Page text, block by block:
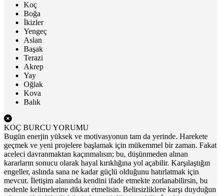
Koç
Boğa
İkizler
Yengeç
Aslan
Başak
Terazi
Akrep
Yay
Oğlak
Kova
Balık
KOÇ BURCU YORUMU
Bugün enerjin yüksek ve motivasyonun tam da yerinde. Harekete
geçmek ve yeni projelere başlamak için mükemmel bir zaman. Fakat
aceleci davranmaktan kaçınmalısın; bu, düşünmeden alınan
kararların sonucu olarak hayal kırıklığına yol açabilir. Karşılaştığın
engeller, aslında sana ne kadar güçlü olduğunu hatırlatmak için
mevcut. İletişim alanında kendini ifade etmekte zorlanabilirsin, bu
nedenle kelimelerine dikkat etmelisin. Belirsizliklere karşı duyduğun